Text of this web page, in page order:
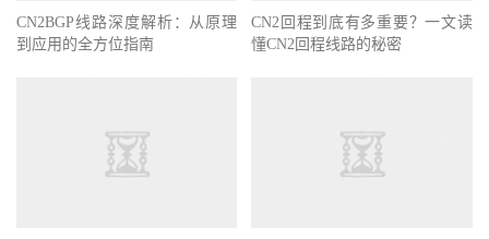
CN2BGP线路深度解析：从原理
到应用的全方位指南
CN2回程到底有多重要？一文读
懂CN2回程线路的秘密